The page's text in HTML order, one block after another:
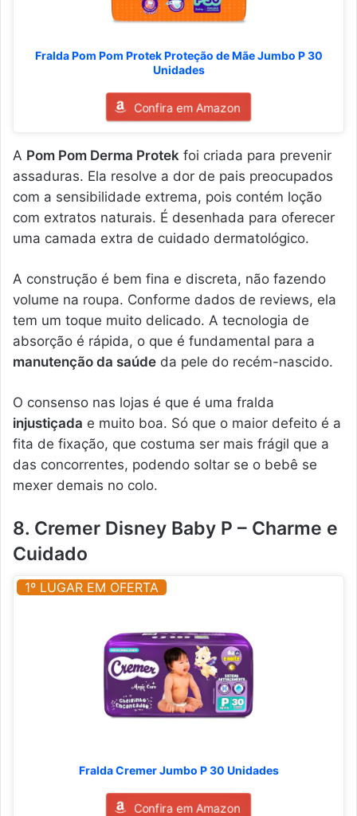
Fralda Pom Pom Protek Proteção de Mãe Jumbo P 30
Unidades
Confira em Amazon
A Pom Pom Derma Protek foi criada para prevenir
assaduras. Ela resolve a dor de pais preocupados
com a sensibilidade extrema, pois contém loção
com extratos naturais. É desenhada para oferecer
uma camada extra de cuidado dermatológico.
A construção é bem fina e discreta, não fazendo
volume na roupa. Conforme dados de reviews, ela
tem um toque muito delicado. A tecnologia de
absorção é rápida, o que é fundamental para a
manutenção da saúde da pele do recém-nascido.
O consenso nas lojas é que é uma fralda
injustiçada e muito boa. Só que o maior defeito é a
fita de fixação, que costuma ser mais frágil que a
das concorrentes, podendo soltar se o bebê se
mexer demais no colo.
8. Cremer Disney Baby P – Charme e
Cuidado
1º LUGAR EM OFERTA
Fralda Cremer Jumbo P 30 Unidades
Confira em Amazon